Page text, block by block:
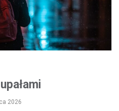
2026